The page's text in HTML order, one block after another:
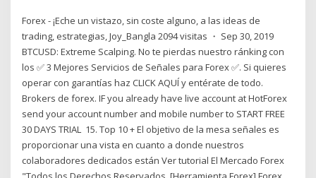
Forex - ¡Eche un vistazo, sin coste alguno, a las ideas de
trading, estrategias, Joy_Bangla 2094 visitas ・ Sep 30, 2019
BTCUSD: Extreme Scalping. No te pierdas nuestro ránking con
los ✅ 3 Mejores Servicios de Señales para Forex ✅. Si quieres
operar con garantías haz CLICK AQUÍ y entérate de todo.
Brokers de forex. IF you already have live account at HotForex
send your account number and mobile number to START FREE
30 DAYS TRIAL 15. Top 10 + El objetivo de la mesa señales es
proporcionar una vista en cuanto a donde nuestros
colaboradores dedicados están Ver tutorial El Mercado Forex